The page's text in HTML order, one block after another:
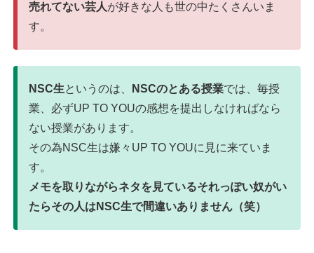
売れてない芸人が好きな人も世の中たくさんいま
す。
NSC生というのは、 NSCのとある授業では、毎授
業、必ずUP TO YOUの感想を提出しなければなら
ない授業があります。
その為NSC生は嫌々UP TO YOUに見に来ていま
す。
メモを取りながらネタを見ているそれっぽい奴がい
たらその人はNSC生で間違いありません（笑）